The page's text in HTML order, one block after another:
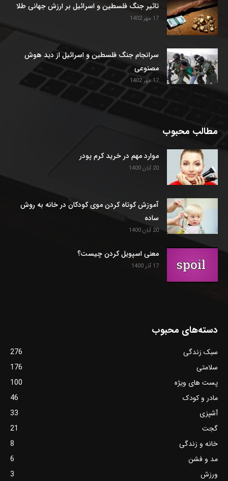
تاثیر جنگ فلسطین و اسرائیل بر ارزش جهانی طلا
17 مهر 1402
سرانجام جنگ فلسطین و اسرائیل از دید هوش
مصنوعی
17 مهر 1402
مطالب محبوب
موارد مهم در خرید کرم پودر
20 آبان 1400
آموزش کوتاه کردن موی کودکان در خانه به روش
ساده
20 آبان 1400
معنی اسپویل کردن چیست؟
17 آذر 1400
دسته‌های محبوب
سبک زندگی
276
سلامتی
176
پست های ویژه
100
مادر و کودک
46
آشپزی
33
گجت
21
خانه و زندگی
8
مد و فشن
6
ورزش
3